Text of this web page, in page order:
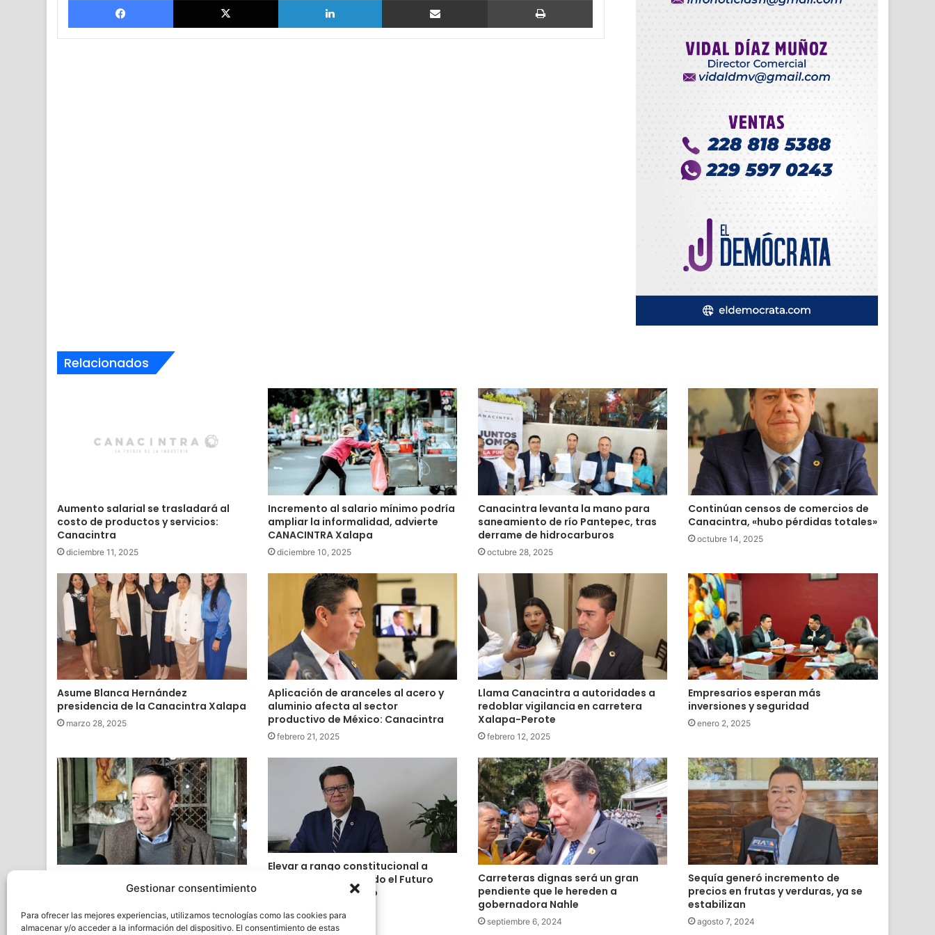
Gestionar consentimiento
Para ofrecer las mejores experiencias, utilizamos tecnologías como las cookies para
almacenar y/o acceder a la información del dispositivo. El consentimiento de estas
Relacionados
Aumento salarial se trasladará al
costo de productos y servicios:
Canacintra
diciembre 11, 2025
Incremento al salario mínimo podría
ampliar la informalidad, advierte
CANACINTRA Xalapa
diciembre 10, 2025
Canacintra levanta la mano para
saneamiento de río Pantepec, tras
derrame de hidrocarburos
octubre 28, 2025
Continúan censos de comercios de
Canacintra, «hubo pérdidas totales»
octubre 14, 2025
Asume Blanca Hernández
presidencia de la Canacintra Xalapa
marzo 28, 2025
Aplicación de aranceles al acero y
aluminio afecta al sector
productivo de México: Canacintra
febrero 21, 2025
Llama Canacintra a autoridades a
redoblar vigilancia en carretera
Xalapa-Perote
febrero 12, 2025
Empresarios esperan más
inversiones y seguridad
enero 2, 2025
hacer mejorar regulatorias para
diciembre 17, 2024
Elevar a rango constitucional a
Jóvenes Construyendo el Futuro
debe ir con el recurso
septiembre 30, 2024
Carreteras dignas será un gran
pendiente que le hereden a
gobernadora Nahle
septiembre 6, 2024
Sequía generó incremento de
precios en frutas y verduras, ya se
estabilizan
agosto 7, 2024